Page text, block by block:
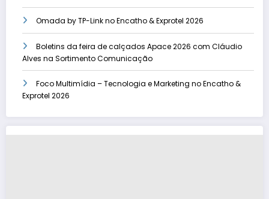
Omada by TP-Link no Encatho & Exprotel 2026
Boletins da feira de calçados Apace 2026 com Cláudio
Alves na Sortimento Comunicação
Foco Multimídia – Tecnologia e Marketing no Encatho &
Exprotel 2026